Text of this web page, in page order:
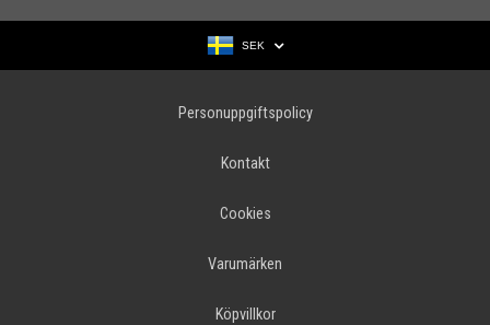
SEK
Personuppgiftspolicy
Kontakt
Cookies
Varumärken
Köpvillkor